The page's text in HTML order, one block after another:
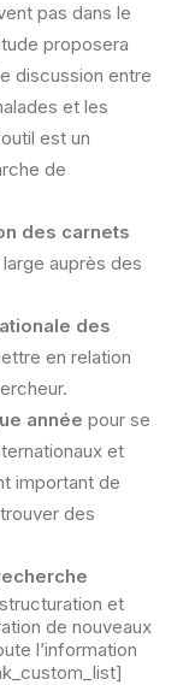
pas dans le
proposera
discussion entre
et les
est un
de
des carnets
auprès des
des
en relation
année pour se
et
important de
des
et
de nouveaux
l’information